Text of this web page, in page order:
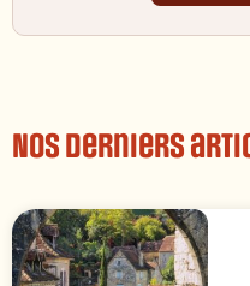
Nos derniers